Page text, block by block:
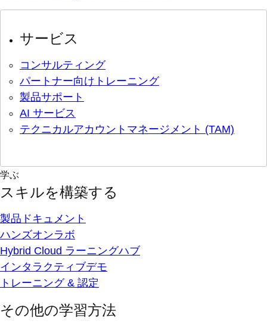
サービス
コンサルティング
パートナー向けトレーニング
製品サポート
AI サービス
テクニカルアカウントマネージメント (TAM)
学ぶ
スキルを構築する
製品ドキュメント
ハンズオンラボ
Hybrid Cloud ラーニングハブ
インタラクティブデモ
トレーニング & 認定
その他の学習方法